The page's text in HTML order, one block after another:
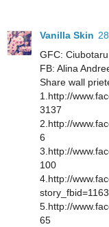
Vanilla Skin
GFC:
FB: Alina
Share wall
1.http://
3137
2.http://
6
3.http://
100
4.http://
5.http://
65